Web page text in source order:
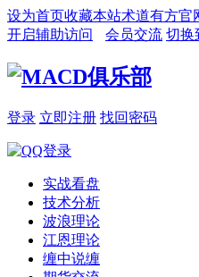
设为首页收藏本站术道有方官
开启辅助访问
会员交流 切换
登录 立即注册 找回密码
实战看盘
技术分析
波浪理论
江恩理论
缠中说缠